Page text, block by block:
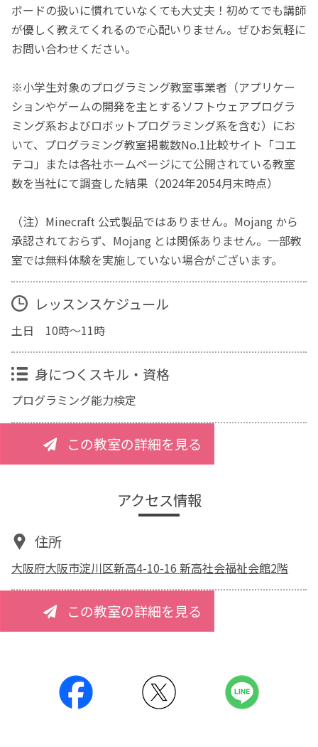
ボードの扱いに慣れていなくても大丈夫！初めてでも講師
が優しく教えてくれるので心配いりません。ぜひお気軽に
お問い合わせください。
※小学生対象のプログラミング教室事業者（アプリケー
ションやゲームの開発を主とするソフトウェアプログラ
ミング系およびロボットプログラミング系を含む）にお
いて、プログラミング教室掲載数No.1比較サイト「コエ
テコ」または各社ホームページにて公開されている教室
数を当社にて調査した結果（2024年2054月末時点）
（注）Minecraft 公式製品ではありません。Mojang から
承認されておらず、Mojang とは関係ありません。一部教
室では無料体験を実施していない場合がございます。
レッスンスケジュール
土日 10時～11時
身につくスキル・資格
プログラミング能力検定
この教室の詳細を見る
アクセス情報
住所
大阪府大阪市淀川区新高4-10-16 新高社会福祉会館2階
この教室の詳細を見る